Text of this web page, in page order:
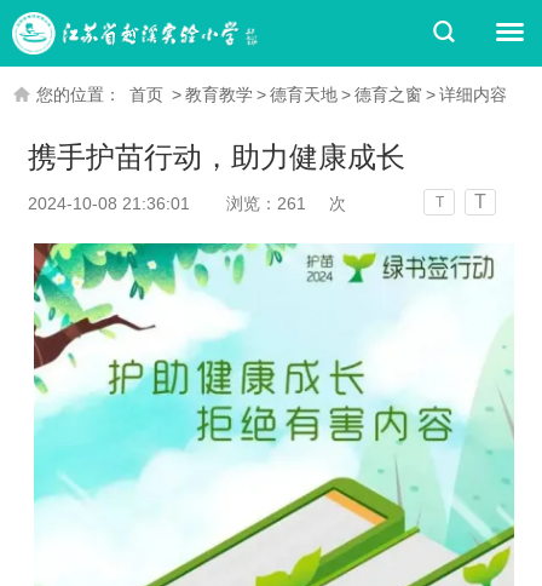
您的位置： 首页 >教育教学>德育天地>德育之窗 >详细内容
携手护苗行动，助力健康成长
2024-10-08 21:36:01 浏览： 261 次 T T